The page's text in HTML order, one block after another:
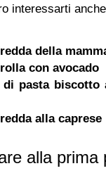
interessarti
della
con avocado
di pasta
alla caprese
alla prima